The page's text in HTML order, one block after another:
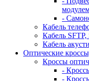
-
Кабель
Кабель SFTP,
Кабель
Оптические
Кроссы
-
-